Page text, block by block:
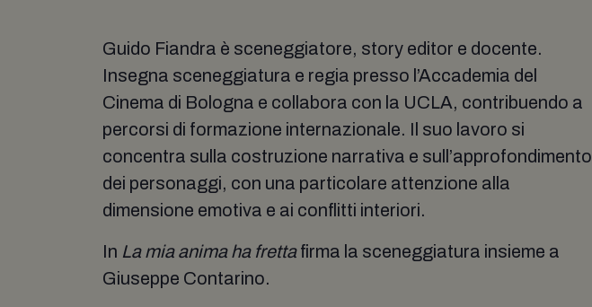
Guido Fiandra è sceneggiatore, story editor e docente.
Insegna sceneggiatura e regia presso l’Accademia del
Cinema di Bologna e collabora con la UCLA, contribuendo a
percorsi di formazione internazionale. Il suo lavoro si
concentra sulla costruzione narrativa e sull’approfondimento
dei personaggi, con una particolare attenzione alla
dimensione emotiva e ai conflitti interiori.
In La mia anima ha frettafirma la sceneggiatura insieme a
Giuseppe Contarino.